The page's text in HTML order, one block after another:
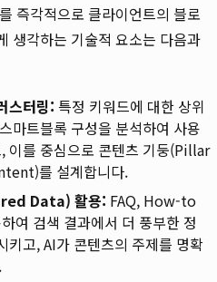
즉각적으로 클라이언트의 블로
생각하는 기술적 요소는 다음과
스터링: 특정 키워드에 대한 상위
마트블록 구성을 분석하여 사용
이를 중심으로 콘텐츠 기둥(Pillar
를 설계합니다.
Data) 활용: FAQ, How-to
여 검색 결과에서 더 풍부한 정
고, AI가 콘텐츠의 주제를 명확